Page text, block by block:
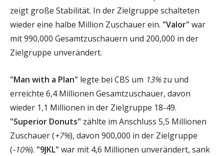
zeigt große Stabilität. In der Zielgruppe schalteten
wieder eine halbe Million Zuschauer ein. "Valor" war
mit 990,000 Gesamtzuschauern und 200,000 in der
Zielgruppe unverändert.
"Man with a Plan" legte bei CBS um 13%zu und
erreichte 6,4 Millionen Gesamtzuschauer, davon
wieder 1,1 Millionen in der Zielgruppe 18-49.
"Superior Donuts" zählte im Anschluss 5,5 Millionen
Zuschauer (+7%), davon 900,000 in der Zielgruppe
(-10%). "9JKL" war mit 4,6 Millionen unverändert, sank